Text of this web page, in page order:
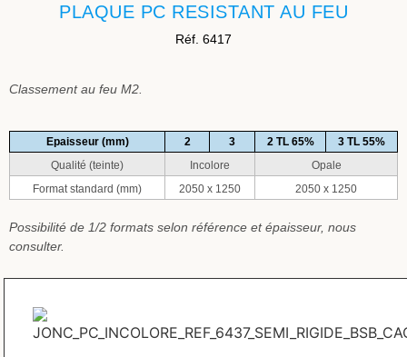
PLAQUE PC RESISTANT AU FEU
Réf. 6417
Classement au feu M2.
Epaisseur (mm) 2 3 2 TL 65%
3 TL 55%
Qualité (teinte)
Incolore
Opale
Format standard (mm)
2050 x 1250 2050 x 1250
Possibilité de 1/2 formats selon référence et épaisseur, nous
consulter.